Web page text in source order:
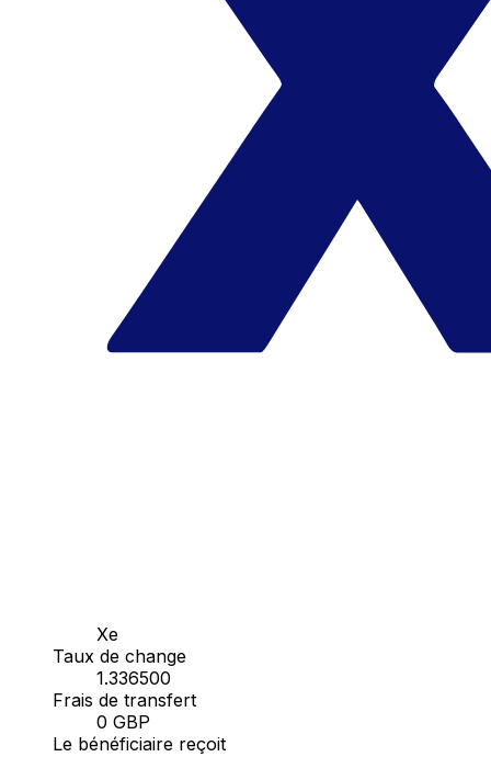
Xe
Taux de change
1.336500
Frais de transfert
0 GBP
Le bénéficiaire reçoit